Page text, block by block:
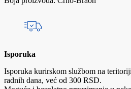
Isporuka
Isporuka kurirskom službom na
radnih dana, već od 300 RSD.